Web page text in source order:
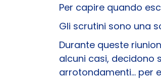
Per capire quando
Gli scrutini sono una
Durante queste
alcuni casi, decidono
arrotondamenti... per